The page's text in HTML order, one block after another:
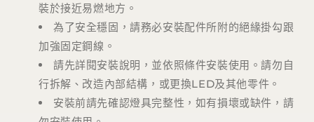
裝於接近易燃地方。
為了安全穩固，請務必安裝配件所附的絕緣掛勾跟
加強固定鋼線。
請先詳閱安裝說明，並依照條件安裝使用。請勿自
行拆解、改造內部結構，或更換LED及其他零件。
安裝前請先確認燈具完整性，如有損壞或缺件，請